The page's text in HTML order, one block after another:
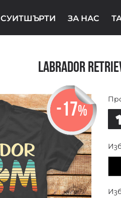
СУИТШЪРТИ ЗА НАС
Labrador
-17%